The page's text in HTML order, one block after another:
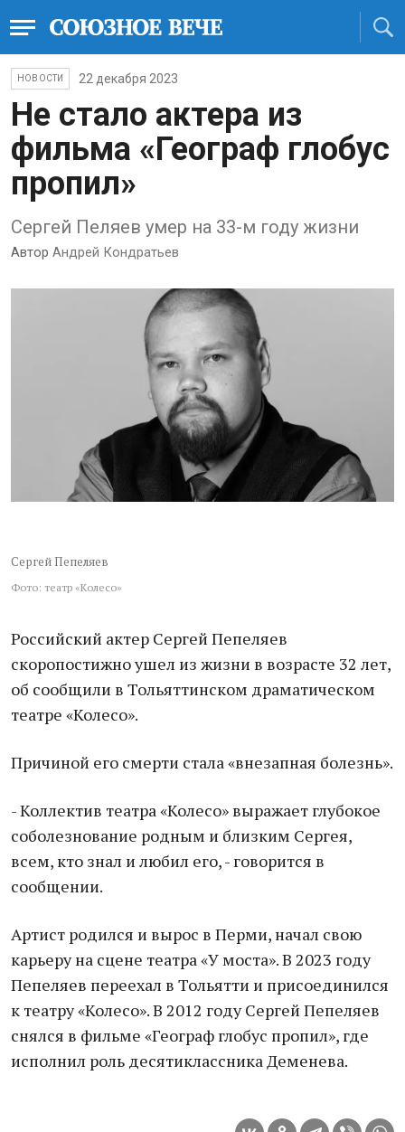
НОВОСТИ 22 декабря 2023
Не стало актера из
фильма «Географ глобус
пропил»
Сергей Пеляев умер на 33-м году жизни
Автор Андрей Кондратьев
Сергей Пепеляев
Фото: театр «Колесо»
Российский актер Сергей Пепеляев
скоропостижно ушел из жизни в возрасте 32 лет,
об сообщили в Тольяттинском драматическом
театре «Колесо».
Причиной его смерти стала «внезапная болезнь».
- Коллектив театра «Колесо» выражает глубокое
соболезнование родным и близким Сергея,
всем, кто знал и любил его, - говорится в
сообщении.
Артист родился и вырос в Перми, начал свою
карьеру на сцене театра «У моста». В 2023 году
Пепеляев переехал в Тольятти и присоединился
к театру «Колесо». В 2012 году Сергей Пепеляев
снялся в фильме «Географ глобус пропил», где
исполнил роль десятиклассника Деменева.